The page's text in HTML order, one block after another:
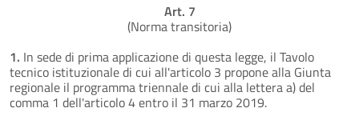
Art. 7
(Norma transitoria)
1. In sede di prima applicazione di questa legge, il Tavolo
tecnico istituzionale di cui all'articolo 3 propone alla Giunta
regionale il programma triennale di cui alla lettera a) del
comma 1 dell'articolo 4 entro il 31 marzo 2019.